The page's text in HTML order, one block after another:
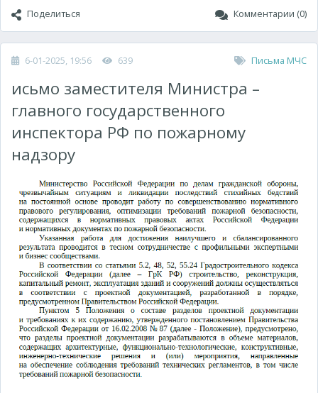
Поделиться Комментарии (0)
6-01-2025, 19:56 639 Письма МЧС
исьмо заместителя Министра –
главного государственного
инспектора РФ по пожарному
надзору